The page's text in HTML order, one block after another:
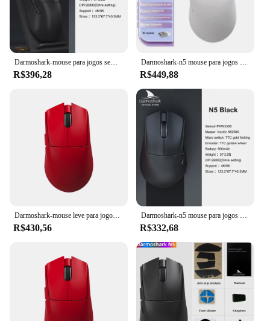
R$396,28 R$449,88
Darmoshark-mouse leve para jogos sem fio n5, de três modos, 2.4g/bt/cabeado, com velocidade ajustável, para laptop
R$430,56
Darmoshark-n5 mouse para jogos sem fio, 4k, 8k, bluetooth, n52840, 26000dpi, pam3395, tc, para computador, desktop, notebook
R$332,68